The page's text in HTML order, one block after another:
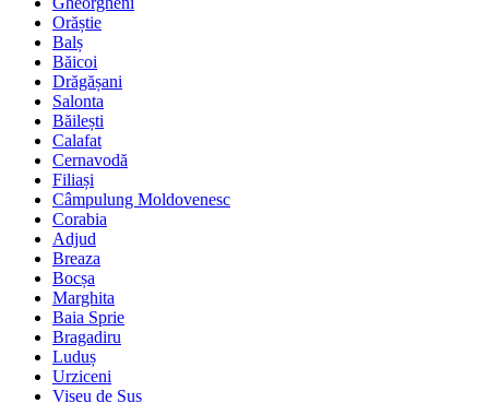
Orăștie
Balș
Băicoi
Drăgășani
Salonta
Băilești
Calafat
Cernavodă
Filiași
Câmpulung Moldovenesc
Corabia
Adjud
Breaza
Bocșa
Marghita
Baia Sprie
Bragadiru
Luduș
Urziceni
Vișeu de Sus